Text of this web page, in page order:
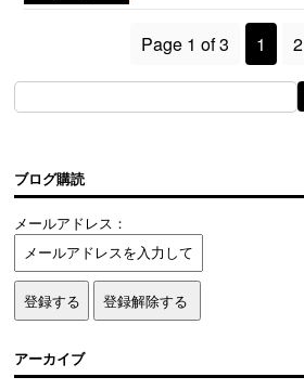
Page 1 of 3 1 2
ブログ購読
メールアドレス：
アーカイブ